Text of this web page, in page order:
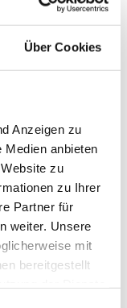
Über Cookies
Anzeigen zu
Medien anbieten
zu
zu Ihrer
Partner für
weiter. Unsere
mit
bereitgestellt
um die potenziell
Wörter aus dem
und Call-to-
Passe die
Plattform an.
Shorts, Instagram
mit überraschenden
auf den Nutzen
in den ersten
Inhalten ist eine